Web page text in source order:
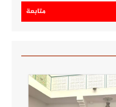
متابعة